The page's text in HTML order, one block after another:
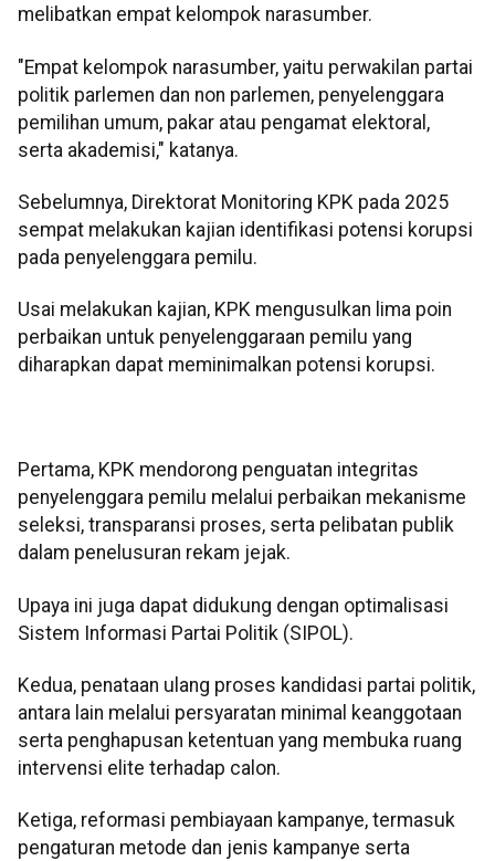
melibatkan empat kelompok narasumber.
"Empat kelompok narasumber, yaitu perwakilan partai
politik parlemen dan non parlemen, penyelenggara
pemilihan umum, pakar atau pengamat elektoral,
serta akademisi," katanya.
Sebelumnya, Direktorat Monitoring KPK pada 2025
sempat melakukan kajian identifikasi potensi korupsi
pada penyelenggara pemilu.
Usai melakukan kajian, KPK mengusulkan lima poin
perbaikan untuk penyelenggaraan pemilu yang
diharapkan dapat meminimalkan potensi korupsi.
Pertama, KPK mendorong penguatan integritas
penyelenggara pemilu melalui perbaikan mekanisme
seleksi, transparansi proses, serta pelibatan publik
dalam penelusuran rekam jejak.
Upaya ini juga dapat didukung dengan optimalisasi
Sistem Informasi Partai Politik (SIPOL).
Kedua, penataan ulang proses kandidasi partai politik,
antara lain melalui persyaratan minimal keanggotaan
serta penghapusan ketentuan yang membuka ruang
intervensi elite terhadap calon.
Ketiga, reformasi pembiayaan kampanye, termasuk
pengaturan metode dan jenis kampanye serta